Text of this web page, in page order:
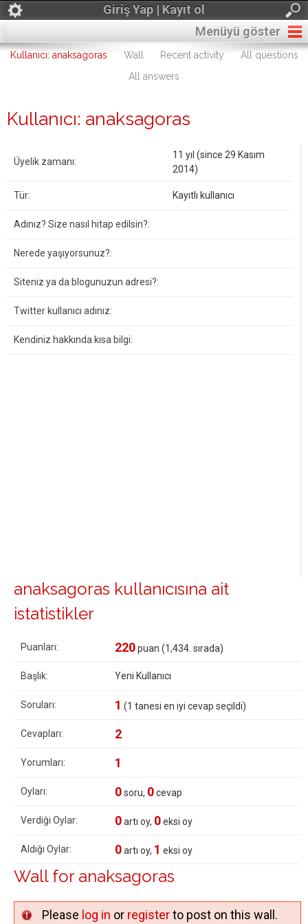
Giriş Yap | Kayıt ol
Menüyü göster
Kullanıcı: anaksagoras Wall Recent activity
All questions
All answers
Kullanıcı: anaksagoras
Üyelik zamanı:
11 yıl (since 29 Kasım
2014)
Tür: Kayıtlı kullanıcı
Adınız? Size nasıl hitap edilsin?:
Nerede yaşıyorsunuz?:
Siteniz ya da blogunuzun adresi?:
Twitter kullanıcı adınız:
Kendiniz hakkında kısa bilgi:
anaksagoras kullanıcısına ait
istatistikler
Puanları: 220puan (1,434 . sırada)
Başlık: Yeni Kullanıcı
Soruları: 1 (1 tanesi en iyi cevap seçildi)
Cevapları: 2
Yorumları: 1
Oyları: 0soru, 0cevap
Verdiği Oylar: 0artı oy, 0eksi oy
Aldığı Oylar: 0artı oy, 1 eksi oy
Wall for anaksagoras
Please log in or registerto post on this wall.